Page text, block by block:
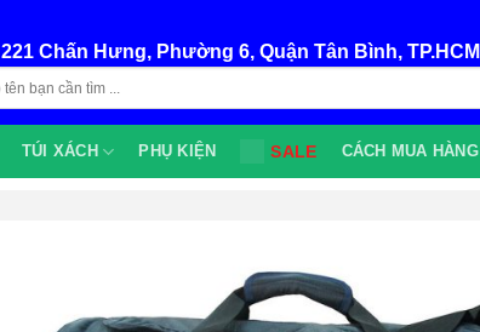
221 Chấn Hưng, Phường 6, Quận Tân Bình, TP.HCM
TÚI XÁCH PHỤ KIỆN SALE CÁCH MUA HÀNG